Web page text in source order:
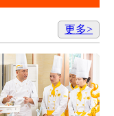
高中阶段预备技师班
计算机应用技术
机电技术应用
无人机应用技术
更多>